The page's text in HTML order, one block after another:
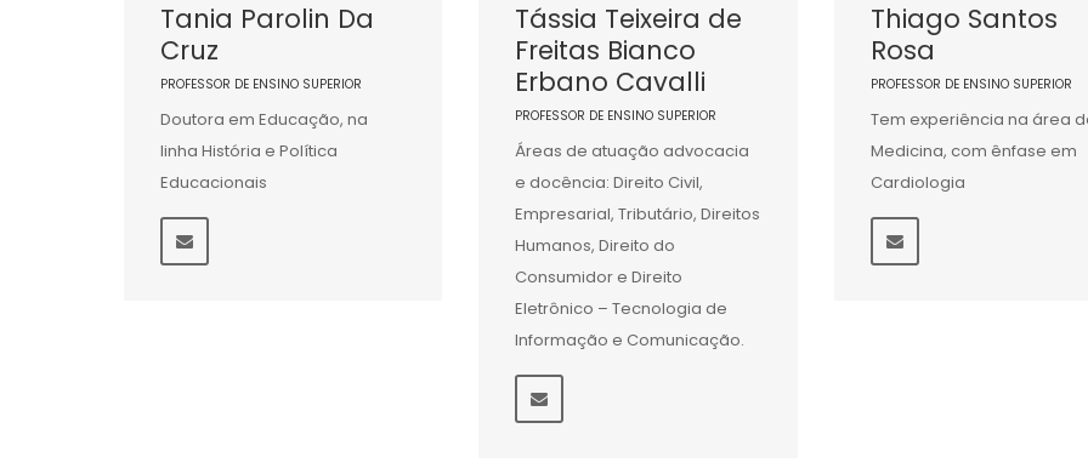
Tania Parolin Da
Cruz
PROFESSOR DE ENSINO SUPERIOR
Doutora em Educação, na
linha História e Política
Educacionais
Tássia Teixeira de
Freitas Bianco
Erbano Cavalli
PROFESSOR DE ENSINO SUPERIOR
Áreas de atuação advocacia
e docência: Direito Civil,
Empresarial, Tributário, Direitos
Humanos, Direito do
Consumidor e Direito
Eletrônico – Tecnologia de
Informação e Comunicação.
Thiago Santos
Rosa
PROFESSOR DE ENSINO SUPERIOR
Tem experiência na área
Medicina, com ênfase em
Cardiologia